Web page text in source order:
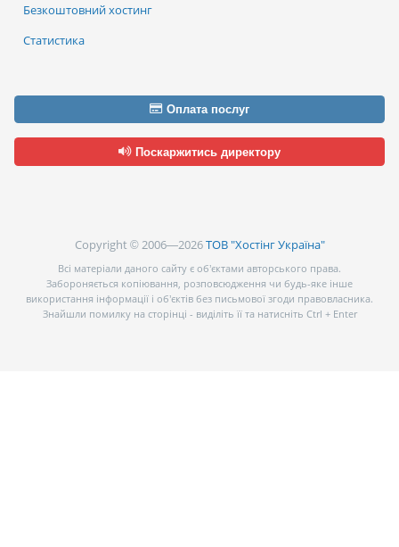
Безкоштовний хостинг
Статистика
Оплата послуг
Поскаржитись директору
Copyright © 2006—2026ТОВ "Хостінг Україна"
Всі матеріали даного сайту є об’єктами авторського права.
Забороняється копіювання, розповсюдження чи будь-яке інше
використання інформації і об’єктів без письмової згоди правовласника.
Знайшли помилку на сторінці - виділіть її та натисніть Ctrl + Enter